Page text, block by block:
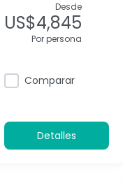
Desde
US$4,845
Por persona
Comparar
Detalles